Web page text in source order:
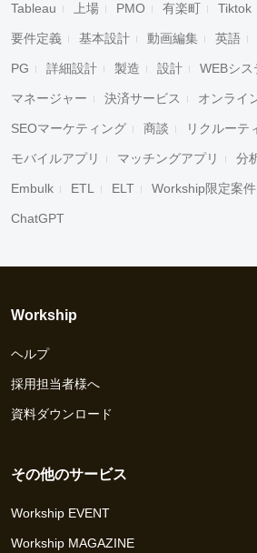
Tableau 上場 PMO 有楽町 Tiktok
要件定義 基本設計 動画編集 英語
PG 詳細設計 製造 設計 WEBシス
マネージャー 決済サービス オンライ
SEOマーケティング 商談 リクルーテ
モバイルアプリ マッチングアプリ 分
Embulk ETL ELT Workship限定案件
ChatGPT
Workship
ヘルプ
採用担当者様へ
資料ダウンロード
その他のサービス
Workship EVENT
Workship MAGAZINE